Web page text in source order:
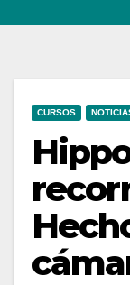
CURSOS